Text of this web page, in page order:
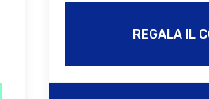
REGALA IL